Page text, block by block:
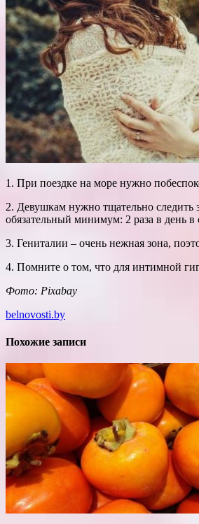
1. При поездке на море нужно
2. Девушкам нужно тщательно следить
обязательный минимум: 2 раза в день
3. Гениталии – очень нежная зона,
4. Помните о том, что для интимной
Фото: Pixabay
belnovosti.by
Похожие записи